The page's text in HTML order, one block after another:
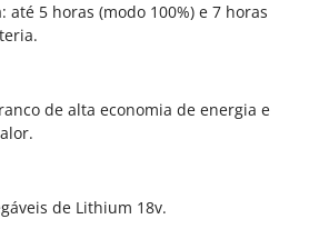
até 5 horas (modo 100%) e 7 horas
de alta economia de energia e
de Lithium 18v.